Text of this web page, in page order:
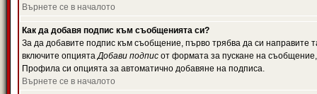
Върнете се в началото
Как да добавя подпис към съобщенията си?
За да добавите подпис към съобщение, първо трябва да си
включите опциятаДобави подпис от формата за пускане на
Профила си опцията за автоматично добавяне на подписа.
Върнете се в началото